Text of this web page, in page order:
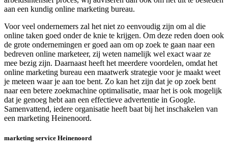
aan een kundig online marketing bureau.
Voor veel ondernemers zal het niet zo eenvoudig zijn om al die
online taken goed onder de knie te krijgen. Om deze reden doen ook
de grote ondernemingen er goed aan om op zoek te gaan naar een
bedreven online marketeer, zij weten namelijk wel exact waar ze
mee bezig zijn. Daarnaast heeft het meerdere voordelen, omdat het
online marketing bureau een maatwerk strategie voor je maakt weet
je meteen waar je aan toe bent. Zo kan het zijn dat je op zoek bent
naar een betere zoekmachine optimalisatie, maar het is ook mogelijk
dat je genoeg hebt aan een effectieve advertentie in Google.
Samenvattend, iedere organisatie heeft baat bij het inschakelen van
een marketing Heinenoord.
marketing service Heinenoord